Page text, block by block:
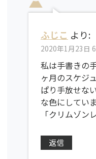
ふじこ より:
2020年1月23日
私は手書きの
ヶ月のスケジ
ぱり手放せな
な色にしてい
「クリムゾン
返信